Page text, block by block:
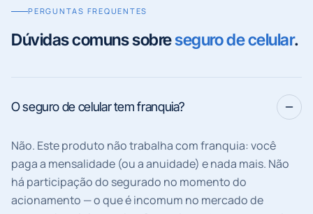
PERGUNTAS FREQUENTES
Dúvidas comuns sobreseguro de celular.
O seguro de celular tem franquia?
Não. Este produto não trabalha com franquia: você
paga a mensalidade (ou a anuidade) e nada mais. Não
há participação do segurado no momento do
acionamento — o que é incomum no mercado de